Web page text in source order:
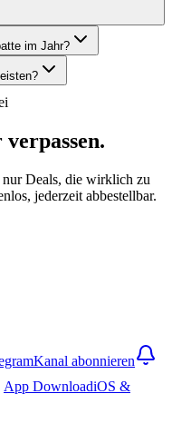
im Jahr?
Deals, die wirklich zu
jederzeit abbestellbar.
Kanal abonnieren
App DownloadiOS &